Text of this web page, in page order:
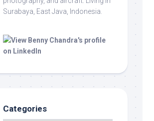
Surabaya, East Java, Indonesia.
Categories